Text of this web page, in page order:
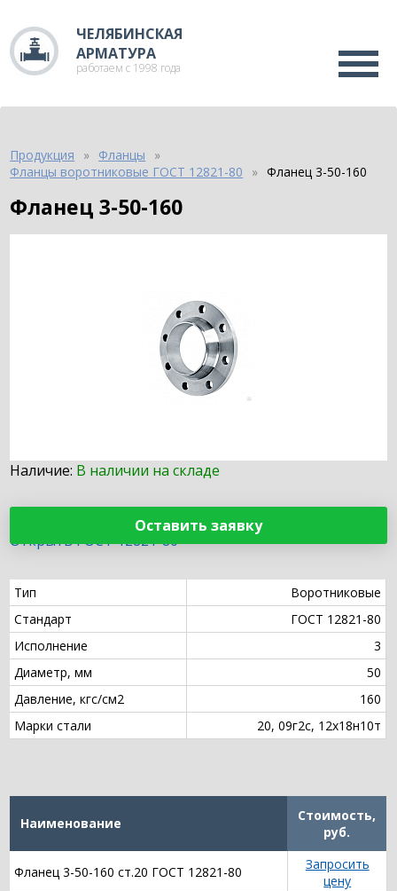
ЧЕЛЯБИНСКАЯ
АРМАТУРА
работаем с 1998 года
Продукция
Фланцы
Фланцы воротниковые ГОСТ 12821-80
Фланец 3-50-160
Фланец 3-50-160
Наличие: В наличии на складе
Оставить заявку
Открыть ГОСТ 12821-80
Тип
Воротниковые
Стандарт
ГОСТ 12821-80
Исполнение
3
Диаметр, мм
50
Давление, кгс/см2
160
Марки стали
20, 09г2с, 12х18н10т
Наименование
Стоимость,
руб.
Фланец 3-50-160 ст.20 ГОСТ 12821-80
Запросить
цену